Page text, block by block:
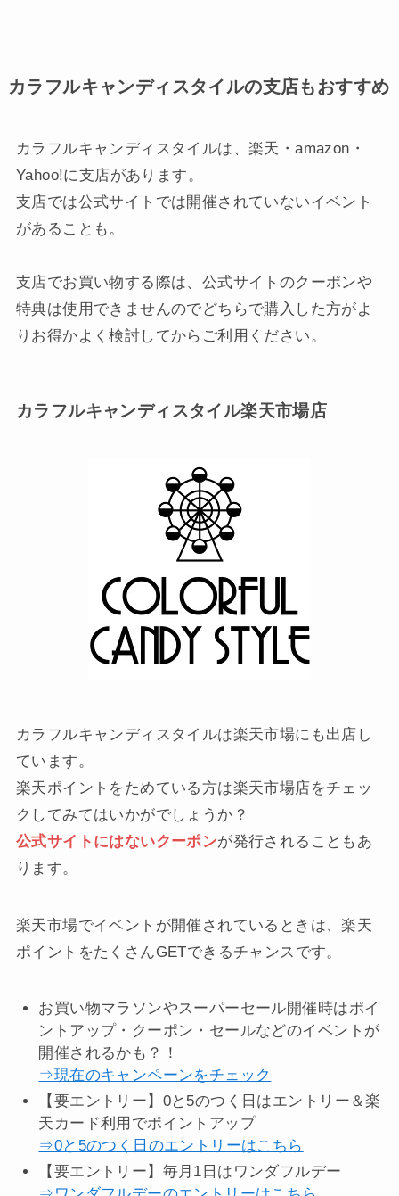
カラフルキャンディスタイルの支店もおすすめ
カラフルキャンディスタイルは、楽天・amazon・
Yahoo!に支店があります。
支店では公式サイトでは開催されていないイベント
があることも。
支店でお買い物する際は、公式サイトのクーポンや
特典は使用できませんのでどちらで購入した方がよ
りお得かよく検討してからご利用ください。
カラフルキャンディスタイル楽天市場店
カラフルキャンディスタイルは楽天市場にも出店し
ています。
楽天ポイントをためている方は楽天市場店をチェッ
クしてみてはいかがでしょうか？
公式サイトにはないクーポンが発行されることもあ
ります。
楽天市場でイベントが開催されているときは、楽天
ポイントをたくさんGETできるチャンスです。
お買い物マラソンやスーパーセール開催時はポイ
ントアップ・クーポン・セールなどのイベントが
開催されるかも？！
⇒現在のキャンペーンをチェック
【要エントリー】0と5のつく日はエントリー＆楽
天カード利用でポイントアップ
⇒0と5のつく日のエントリーはこちら
【要エントリー】毎月1日はワンダフルデー